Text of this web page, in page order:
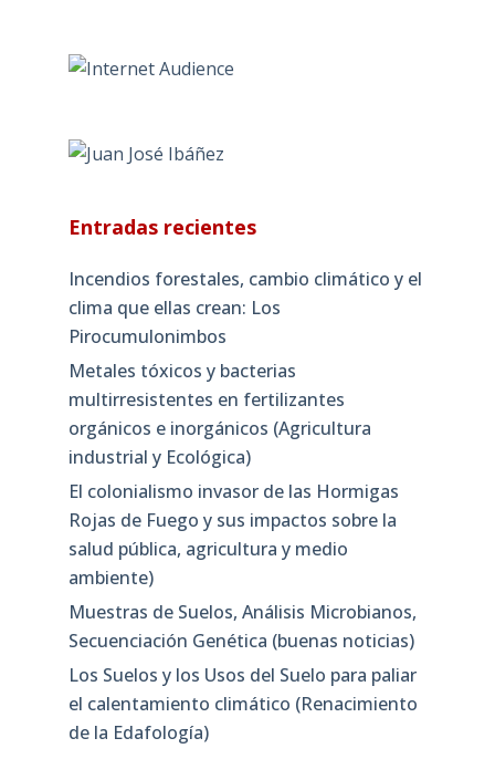
Entradas recientes
Incendios forestales, cambio climático y el
clima que ellas crean: Los
Pirocumulonimbos
Metales tóxicos y bacterias
multirresistentes en fertilizantes
orgánicos e inorgánicos (Agricultura
industrial y Ecológica)
El colonialismo invasor de las Hormigas
Rojas de Fuego y sus impactos sobre la
salud pública, agricultura y medio
ambiente)
Muestras de Suelos, Análisis Microbianos,
Secuenciación Genética (buenas noticias)
Los Suelos y los Usos del Suelo para paliar
el calentamiento climático (Renacimiento
de la Edafología)